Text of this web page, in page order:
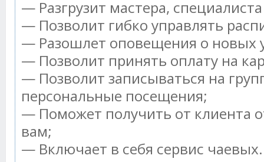
— Разгрузит мастера,
— Позволит гибко управлять
— Разошлет оповещения о новых
— Позволит принять оплату на
— Позволит записываться на
персональные посещения;
— Поможет получить от клиента
вам;
— Включает в себя сервис чаевых.